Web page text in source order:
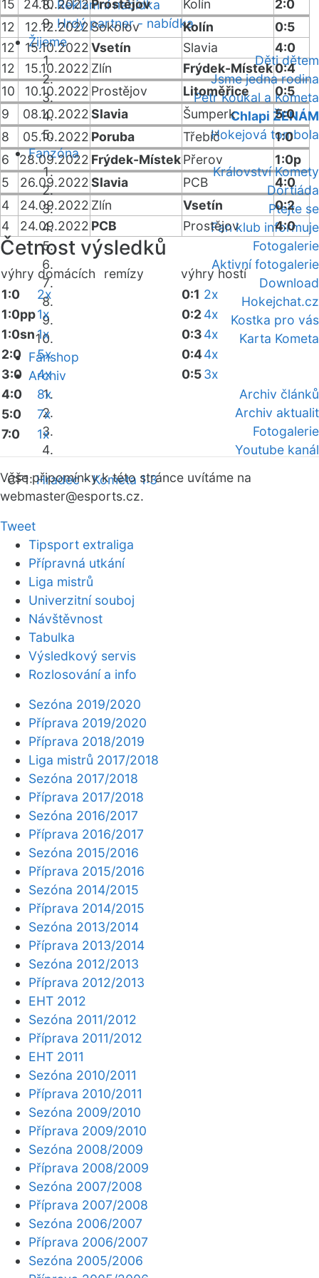
Reklamní nabídka
Hrdý partner - nabídka
Žijeme
Děti dětem
Jsme jedna rodina
Petr Koukal a Kometa
Chlapi ŽENÁM
Hokejová tombola
Fanzóna
Království Komety
Dortiáda
Ptejte se
Fan klub informuje
Fotogalerie
Aktivní fotogalerie
Download
Hokejchat.cz
Kostka pro vás
Karta Kometa
Fanshop
Archiv
Archiv článků
Archiv aktualit
Fotogalerie
Youtube kanál
ČF1:Hradec - Kometa 1:3
15
24.10.2022Prostějov Kolín
2:0
12
12.12.2022Sokolov Kolín
0:5
12
15.10.2022Vsetín Slavia
4:0
12
15.10.2022 Zlín Frýdek-Místek0:4
10
10.10.2022 Prostějov Litoměřice
0:5
9
08.10.2022Slavia Šumperk
5:0
8
05.10.2022 Poruba Třebíč
1:0
6
28.09.2022 Frýdek-MístekPřerov
1:0p
5
26.09.2022Slavia PCB
4:0
4
24.09.2022 Zlín Vsetín
0:2
4
24.09.2022 PCB Prostějov 4:0
Četnost výsledků
výhry domácích remízy výhry hostí
1:0
2x
1:0pp1x
1:0sn1x
2:0
5x
3:0
4x
4:0
8x
5:0
7x
7:0
1x
0:1 2x
0:24x
0:34x
0:44x
0:53x
Vaše připomínky k této stránce uvítáme na
webmaster@esports.cz.
Tweet
Tipsport extraliga
Přípravná utkání
Liga mistrů
Univerzitní souboj
Návštěvnost
Tabulka
Výsledkový servis
Rozlosování a info
Sezóna 2019/2020
Příprava 2019/2020
Příprava 2018/2019
Liga mistrů 2017/2018
Sezóna 2017/2018
Příprava 2017/2018
Sezóna 2016/2017
Příprava 2016/2017
Sezóna 2015/2016
Příprava 2015/2016
Sezóna 2014/2015
Příprava 2014/2015
Sezóna 2013/2014
Příprava 2013/2014
Sezóna 2012/2013
Příprava 2012/2013
EHT 2012
Sezóna 2011/2012
Příprava 2011/2012
EHT 2011
Sezóna 2010/2011
Příprava 2010/2011
Sezóna 2009/2010
Příprava 2009/2010
Sezóna 2008/2009
Příprava 2008/2009
Sezóna 2007/2008
Příprava 2007/2008
Sezóna 2006/2007
Příprava 2006/2007
Sezóna 2005/2006